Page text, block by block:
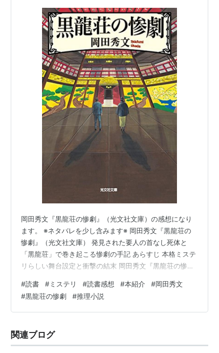
岡田秀文『黒龍荘の惨劇』（光文社文庫）の感想になり
ます。 ※ネタバレを少し含みます※ 岡田秀文『黒龍荘の
惨劇』（光文社文庫） 発見された要人の首なし死体と
「黒龍荘」で巻き起こる惨劇の手記 あらすじ 本格ミステ
リらしい舞台設定と衝撃の結末 岡田秀文『黒龍荘の惨
(光文社文庫) 作者:岡田 秀文 光文社 Amazon 発見された
要人の首なし死体と「黒龍荘」で巻き起こる惨劇の手記
あらすじ 明治二十六年、杉山潤之助は、旧知の月輪龍太
人は、山縣有朋の影の側近と噂される大物・漆原安之丞
が、 首のない死…
#読書 #ミステリ #読書感想 #本紹介 #岡田秀文
#黒龍荘の惨劇 #推理小説
関連ブログ